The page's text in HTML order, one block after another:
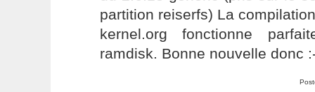
partition reiserfs) La
kernel.org fonctionne
ramdisk. Bonne nouvelle donc